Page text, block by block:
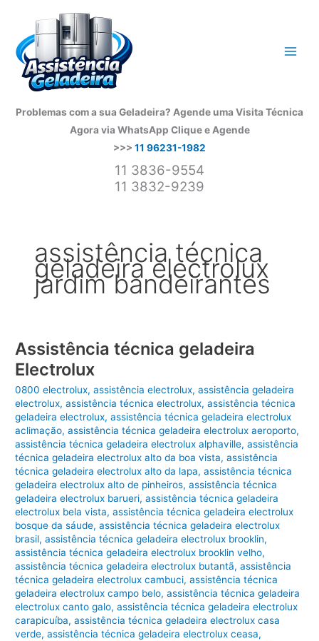
conteúdo
Problemas com a sua Geladeira? Agende uma Visita Técnica
Agora via WhatsApp Clique e Agende
>>> 11 96231-1982
11 3836-9554
11 3832-9239
assistência técnica
geladeira electrolux
jardim bandeirantes
Assistência técnica geladeira
Electrolux
0800 electrolux,assistência electrolux,assistência geladeira
electrolux,assistência técnica electrolux,assistência técnica
geladeira electrolux,assistência técnica geladeira electrolux
aclimação,assistência técnica geladeira electrolux aeroporto,
assistência técnica geladeira electrolux alphaville,assistência
técnica geladeira electrolux alto da boa vista,assistência
técnica geladeira electrolux alto da lapa,assistência técnica
geladeira electrolux alto de pinheiros,assistência técnica
geladeira electrolux barueri,assistência técnica geladeira
electrolux bela vista,assistência técnica geladeira electrolux
bosque da sáude,assistência técnica geladeira electrolux
brasil,assistência técnica geladeira electrolux brooklin,
assistência técnica geladeira electrolux brooklin velho,
assistência técnica geladeira electrolux butantã,assistência
técnica geladeira electrolux cambuci,assistência técnica
geladeira electrolux campo belo,assistência técnica geladeira
electrolux canto galo,assistência técnica geladeira electrolux
carapicuíba,assistência técnica geladeira electrolux casa
verde,assistência técnica geladeira electrolux ceasa,